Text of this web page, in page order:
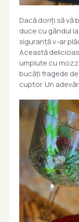
Dacă doriți să vă
duce cu gândul
siguranță v-ar
Această
umplute cu
bucăți fragede
cuptor. Un